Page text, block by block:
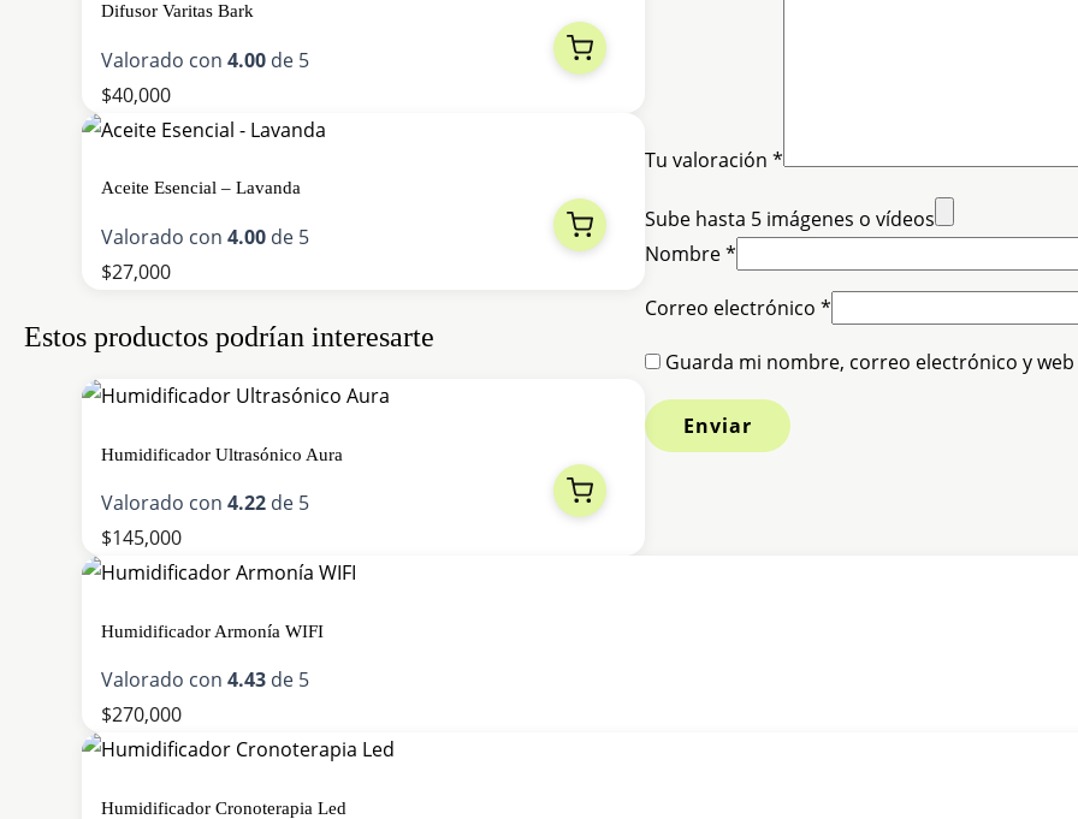
Tu valoración *
Sube hasta 5 imágenes o vídeos
Nombre*
Correo electrónico *
Guarda mi nombre, correo electrónico y
Difusor Varitas Bark
Valorado con 4.00 de 5
$40,000
tiene
múltiples
variantes.
Las
pueden
elegir
la
de
Aceite Esencial – Lavanda
Valorado con 4.00 de 5
$27,000
Estos productos podrían interesarte
Humidificador Ultrasónico Aura
Valorado con 4.22 de 5
$145,000
Humidificador Armonía WIFI
Valorado con 4.43 de 5
$270,000
Humidificador Cronoterapia Led